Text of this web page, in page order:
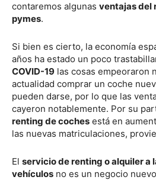
contaremos algunas ventajas del
pymes.
Si bien es cierto, la economía
años ha estado un poco
COVID-19 las cosas empeoraron
actualidad comprar un coche
pueden darse, por lo que las
cayeron notablemente. Por su
renting de coches está en
las nuevas matriculaciones,
El servicio de renting o alquiler a
vehículos no es un negocio